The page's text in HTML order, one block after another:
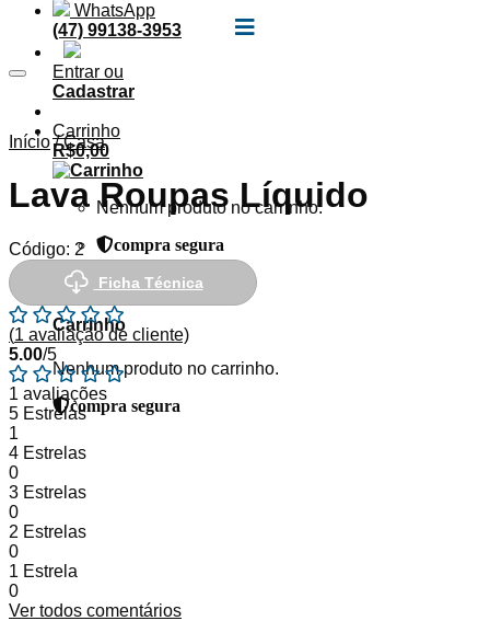
WhatsApp
(47) 99138-3953
Entrar ou
Cadastrar
Carrinho
R$0,00
Nenhum produto no carrinho.
compra segura
Carrinho
Nenhum produto no carrinho.
compra segura
Início / Casa
Lava Roupas Líquido
Código: 2
Ficha Técnica
(1 avaliação de cliente)
5.00/5
1 avaliações
5 Estrelas
1
4 Estrelas
0
3 Estrelas
0
2 Estrelas
0
1 Estrela
0
Ver todos comentários